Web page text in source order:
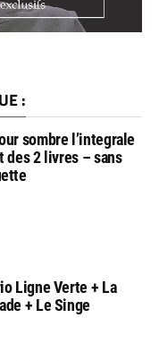
:
sombre l’integrale
des 2 livres – sans
Ligne Verte + La
+ Le Singe